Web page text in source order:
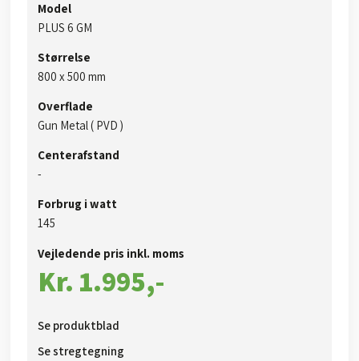
Model
PLUS 6 GM​
Størrelse
800 x 500 mm​
Overflade
Gun Metal ( PVD )​
Centerafstand
-​
Forbrug i watt
145​
Vejledende pris inkl. moms​
Kr. 1.995,-​
Se produkt​blad​
Se stre​gtegning